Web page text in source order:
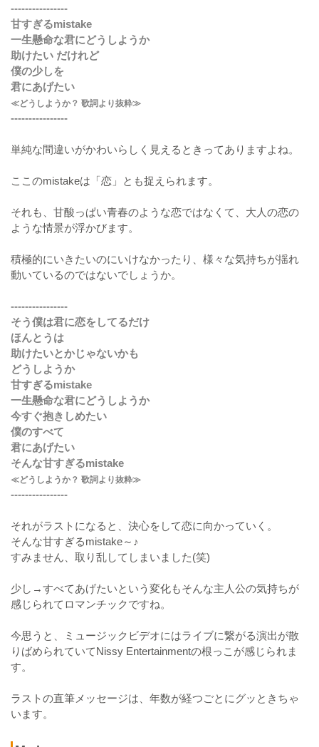
----------------
甘すぎるmistake
一生懸命な君にどうしようか
助けたい だけれど
僕の少しを
君にあげたい
≪どうしようか？ 歌詞より抜粋≫
----------------
単純な間違いがかわいらしく見えるときってありますよね。
ここのmistakeは「恋」とも捉えられます。
それも、甘酸っぱい青春のような恋ではなくて、大人の恋の
ような情景が浮かびます。
積極的にいきたいのにいけなかったり、様々な気持ちが揺れ
動いているのではないでしょうか。
----------------
そう僕は君に恋をしてるだけ
ほんとうは
助けたいとかじゃないかも
どうしようか
甘すぎるmistake
一生懸命な君にどうしようか
今すぐ抱きしめたい
僕のすべて
君にあげたい
そんな甘すぎるmistake
≪どうしようか？ 歌詞より抜粋≫
----------------
それがラストになると、決心をして恋に向かっていく。
そんな甘すぎるmistake～♪
すみません、取り乱してしまいました(笑)
少し→すべてあげたいという変化もそんな主人公の気持ちが
感じられてロマンチックですね。
今思うと、ミュージックビデオにはライブに繋がる演出が散
りばめられていてNissy Entertainmentの根っこが感じられま
す。
ラストの直筆メッセージは、年数が経つごとにグッときちゃ
います。